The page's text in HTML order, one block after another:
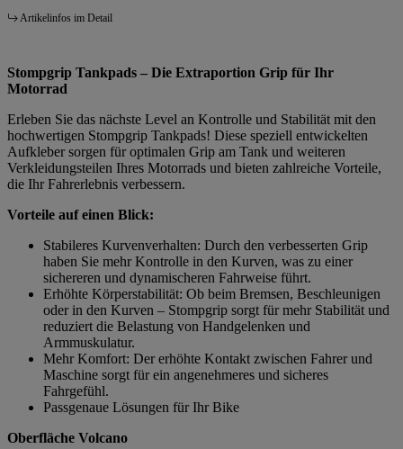
Artikelinfos im Detail
Stompgrip Tankpads – Die Extraportion Grip für Ihr
Motorrad
Erleben Sie das nächste Level an Kontrolle und Stabilität mit den
hochwertigen Stompgrip Tankpads! Diese speziell entwickelten
Aufkleber sorgen für optimalen Grip am Tank und weiteren
Verkleidungsteilen Ihres Motorrads und bieten zahlreiche Vorteile,
die Ihr Fahrerlebnis verbessern.
Vorteile auf einen Blick:
Stabileres Kurvenverhalten: Durch den verbesserten Grip
haben Sie mehr Kontrolle in den Kurven, was zu einer
sichereren und dynamischeren Fahrweise führt.
Erhöhte Körperstabilität: Ob beim Bremsen, Beschleunigen
oder in den Kurven – Stompgrip sorgt für mehr Stabilität und
reduziert die Belastung von Handgelenken und
Armmuskulatur.
Mehr Komfort: Der erhöhte Kontakt zwischen Fahrer und
Maschine sorgt für ein angenehmeres und sicheres
Fahrgefühl.
Passgenaue Lösungen für Ihr Bike
Oberfläche Volcano